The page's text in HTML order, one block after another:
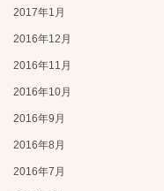
2017年1月
2016年12月
2016年11月
2016年10月
2016年9月
2016年8月
2016年7月